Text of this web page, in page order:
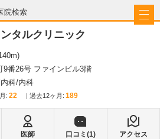
院検索
タルクリニック
)
9番26号 ファインビル3階
科 内科
: 22 過去12ヶ月: 189
医師 口コミ(1) アクセス